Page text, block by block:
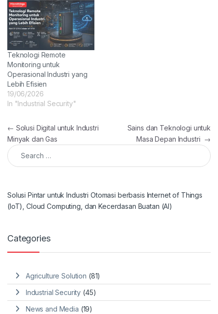
Teknologi Remote
Monitoring untuk
Operasional Industri yang
Lebih Efisien
19/06/2026
In "Industrial Security"
Post navigation
← Solusi Digital untuk Industri
Minyak dan Gas
Sains dan Teknologi untuk
Masa Depan Industri →
Search for:
Solusi Pintar untuk Industri Otomasi berbasis Internet of Things
(IoT), Cloud Computing, dan Kecerdasan Buatan (AI)
Categories
Agriculture Solution (81)
Industrial Security (45)
News and Media (19)